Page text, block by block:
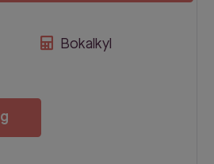
Bokalkyl